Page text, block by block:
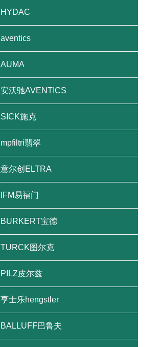
HYDAC
aventics
AUMA
安沃驰AVENTICS
SICK施克
mpfiltri翡翠
意尔创ELTRA
IFM易福门
BURKERT宝德
TURCK图尔克
PILZ皮尔兹
亨士乐hengstler
BALLUFF巴鲁夫